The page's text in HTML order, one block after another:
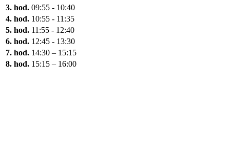
3. hod. 09:55 - 10:40
4. hod. 10:55 - 11:35
5. hod. 11:55 - 12:40
6. hod. 12:45 - 13:30
7. hod. 14:30 – 15:15
8. hod. 15:15 – 16:00